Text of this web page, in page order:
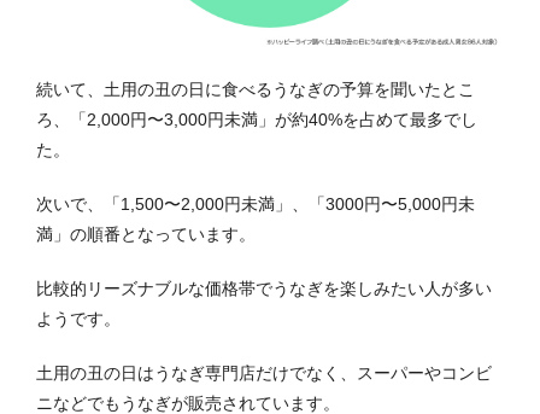
続いて、土用の丑の日に食べるうなぎの予算を聞いたとこ
ろ、「2,000円〜3,000円未満」が約40%を占めて最多でし
た。
次いで、「1,500〜2,000円未満」、「3000円〜5,000円未
満」の順番となっています。
比較的リーズナブルな価格帯でうなぎを楽しみたい人が多い
ようです。
土用の丑の日はうなぎ専門店だけでなく、スーパーやコンビ
ニなどでもうなぎが販売されています。